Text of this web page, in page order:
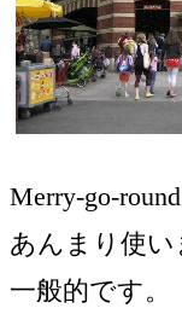
Merry-go-
あんまり使い
一般的です。